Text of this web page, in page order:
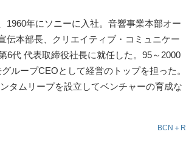
1960年にソニーに入社。音響事業本部オー
伝本部長、クリエイティブ・コミュニケー
6代 代表取締役社長に就任した。95～2000
ループCEOとして経営のトップを担った。
タムリープを設立してベンチャーの育成な
BCN＋R